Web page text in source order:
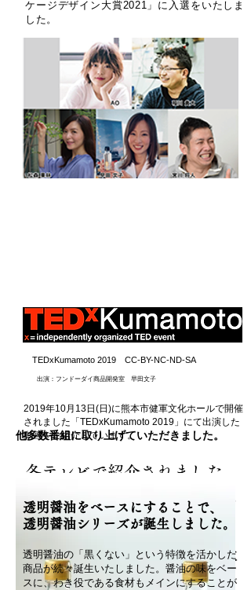
ケージデザイン大賞2021」に入選をいたしま
した。
TEDxKumamoto 2019 CC-BY-NC-ND-SA
出演：フンドーダイ商品開発室 早田文子
2019年10月13日(日)に熊本市健軍文化ホールで開催
されました「TEDxKumamoto 2019」にて出演した
動画をご紹介しています。
​他多数番組に取り上げていただきました。
各テレビで紹介されました。
テレビ東京の経済番組「ＷＢＳワー
ルドビジネスサテライト」を皮切り
に、地元熊本のメディアから全国放
送のテレビでも放送されました。
透明醤油をベースにすることで、
透明醤油シリーズが誕生しました。
透明醤油の「黒くない」という特徴を活かした
商品が続々誕生いたしました。醤油の味をベー
スに、わき役である食材もメインにすることが